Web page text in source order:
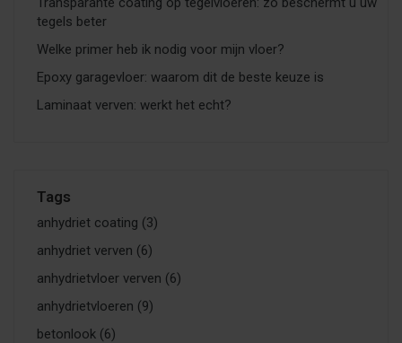
tegels beter
Welke primer heb ik nodig voor mijn vloer?
Epoxy garagevloer: waarom dit de beste keuze is
Laminaat verven: werkt het echt?
Tags
anhydriet coating (3)
anhydriet verven (6)
anhydrietvloer verven (6)
anhydrietvloeren (9)
betonlook (6)